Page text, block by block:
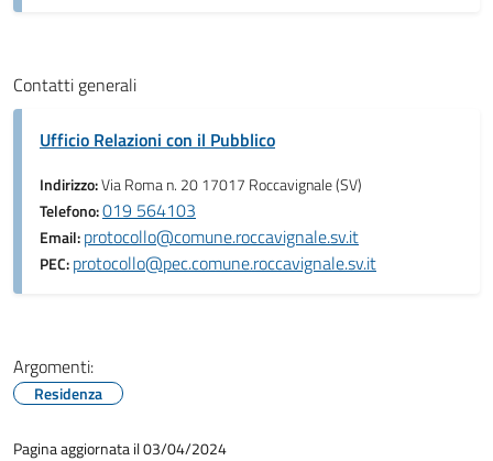
Contatti generali
Ufficio Relazioni con il Pubblico
Indirizzo:Via Roma n. 20 17017 Roccavignale (SV)
Telefono:019 564103
Email:protocollo@comune.roccavignale.sv.it
PEC:protocollo@pec.comune.roccavignale.sv.it
Argomenti:
Residenza
Pagina aggiornata il 03/04/2024